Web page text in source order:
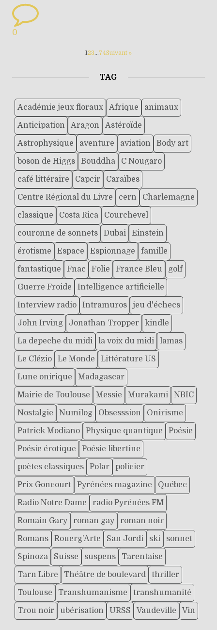
0
123…74Suivant »
TAG
Académie jeux floraux Afrique animaux
Anticipation Aragon Astéroïde
Astrophysique aventure aviation Body art
boson de Higgs Bouddha C Nougaro
café littéraire Capcir Caraïbes
Centre Régional du Livre cern Charlemagne
classique Costa Rica Courchevel
couronne de sonnets Dubai Einstein
érotisme Espace Espionnage famille
fantastique Fnac Folie France Bleu golf
Guerre Froide Intelligence artificielle
Interview radio Intramuros jeu d'échecs
John Irving Jonathan Tropper kindle
La depeche du midi la voix du midi lamas
Le Clézio Le Monde Littérature US
Lune onirique Madagascar
Mairie de Toulouse Messie Murakami NBIC
Nostalgie Numilog Obsesssion Onirisme
Patrick Modiano Physique quantique Poésie
Poésie érotique Poésie libertine
poètes classiques Polar policier
Prix Goncourt Pyrénées magazine Québec
Radio Notre Dame radio Pyrénées FM
Romain Gary roman gay roman noir
Romans Rouerg'Arte San Jordi ski sonnet
Spinoza Suisse suspens Tarentaise
Tarn Libre Théâtre de boulevard thriller
Toulouse Transhumanisme transhumanité
Trou noir ubérisation URSS Vaudeville Vin